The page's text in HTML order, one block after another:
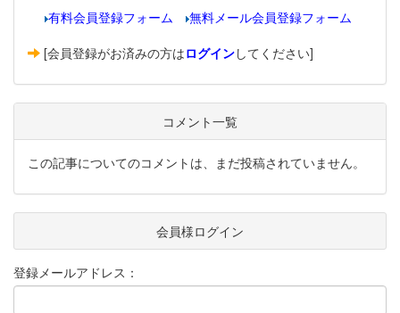
有料会員登録フォーム
無料メール会員登録フォーム
[会員登録がお済みの方はログインしてください]
コメント一覧
この記事についてのコメントは、まだ投稿されていません。
会員様ログイン
登録メールアドレス：